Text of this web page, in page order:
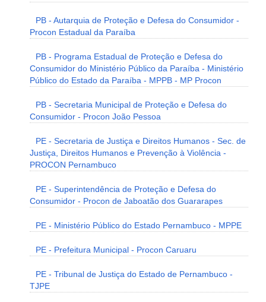
PB - Autarquia de Proteção e Defesa do Consumidor -
Procon Estadual da Paraíba
PB - Programa Estadual de Proteção e Defesa do
Consumidor do Ministério Público da Paraíba - Ministério
Público do Estado da Paraíba - MPPB - MP Procon
PB - Secretaria Municipal de Proteção e Defesa do
Consumidor - Procon João Pessoa
PE - Secretaria de Justiça e Direitos Humanos - Sec. de
Justiça, Direitos Humanos e Prevenção à Violência -
PROCON Pernambuco
PE - Superintendência de Proteção e Defesa do
Consumidor - Procon de Jaboatão dos Guararapes
PE - Ministério Público do Estado Pernambuco - MPPE
PE - Prefeitura Municipal - Procon Caruaru
PE - Tribunal de Justiça do Estado de Pernambuco -
TJPE